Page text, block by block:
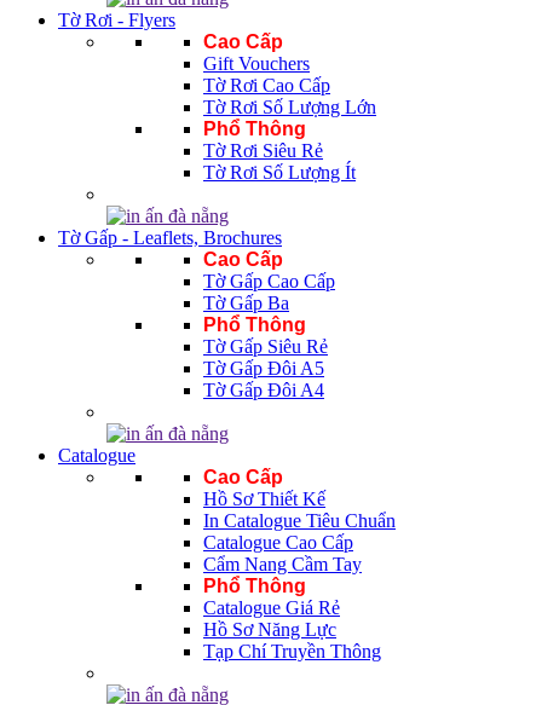
Tờ Rơi - Flyers
Cao Cấp
Gift Vouchers
Tờ Rơi Cao Cấp
Tờ Rơi Số Lượng Lớn
Phổ Thông
Tờ Rơi Siêu Rẻ
Tờ Rơi Số Lượng Ít
Tờ Gấp - Leaflets, Brochures
Cao Cấp
Tờ Gấp Cao Cấp
Tờ Gấp Ba
Phổ Thông
Tờ Gấp Siêu Rẻ
Tờ Gấp Đôi A5
Tờ Gấp Đôi A4
Catalogue
Cao Cấp
Hồ Sơ Thiết Kế
In Catalogue Tiêu Chuẩn
Catalogue Cao Cấp
Cẩm Nang Cầm Tay
Phổ Thông
Catalogue Giá Rẻ
Hồ Sơ Năng Lực
Tạp Chí Truyền Thông